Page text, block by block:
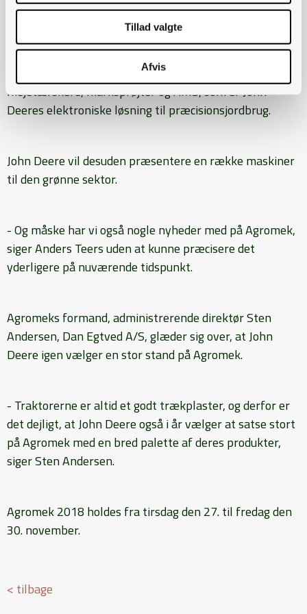
Tillad valgte
Afvis
afsluttet nogle handler, fortsætter Anders Terrs.
Foruden de grønne traktorer i forskellige udgaver vil
John Deere også præsentere det øvrige program med
mejetærskere, marksprøjter og AMS, som er John
Deeres elektroniske løsning til præcisionsjordbrug.
John Deere vil desuden præsentere en række maskiner
til den grønne sektor.
- Og måske har vi også nogle nyheder med på Agromek,
siger Anders Teers uden at kunne præcisere det
yderligere på nuværende tidspunkt.
Agromeks formand, administrerende direktør Sten
Andersen, Dan Egtved A/S, glæder sig over, at John
Deere igen vælger en stor stand på Agromek.
- Traktorerne er altid et godt trækplaster, og derfor er
det dejligt, at John Deere også i år vælger at satse stort
på Agromek med en bred palette af deres produkter,
siger Sten Andersen.
Agromek 2018 holdes fra tirsdag den 27. til fredag den
30. november.
< tilbage